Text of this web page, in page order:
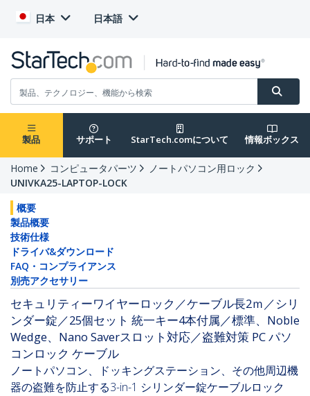
日本 日本語
製品 サポート StarTech.comについて 情報ボックス
Home コンピュータパーツ
ノートパソコン用ロック
UNIVKA25-LAPTOP-LOCK
概要
製品概要
技術仕様
ドライバ&ダウンロード
FAQ・コンプライアンス
別売アクセサリー
セキュリティーワイヤーロック／ケーブル長2ｍ／シリ
ンダー錠／25個セット 統一キー4本付属／標準、Noble
Wedge、Nano Saverスロット対応／盗難対策 PC パソ
コンロック ケーブル
ノートパソコン、ドッキングステーション、その他周辺機
器の盗難を防止する3-in-1 シリンダー錠ケーブルロック